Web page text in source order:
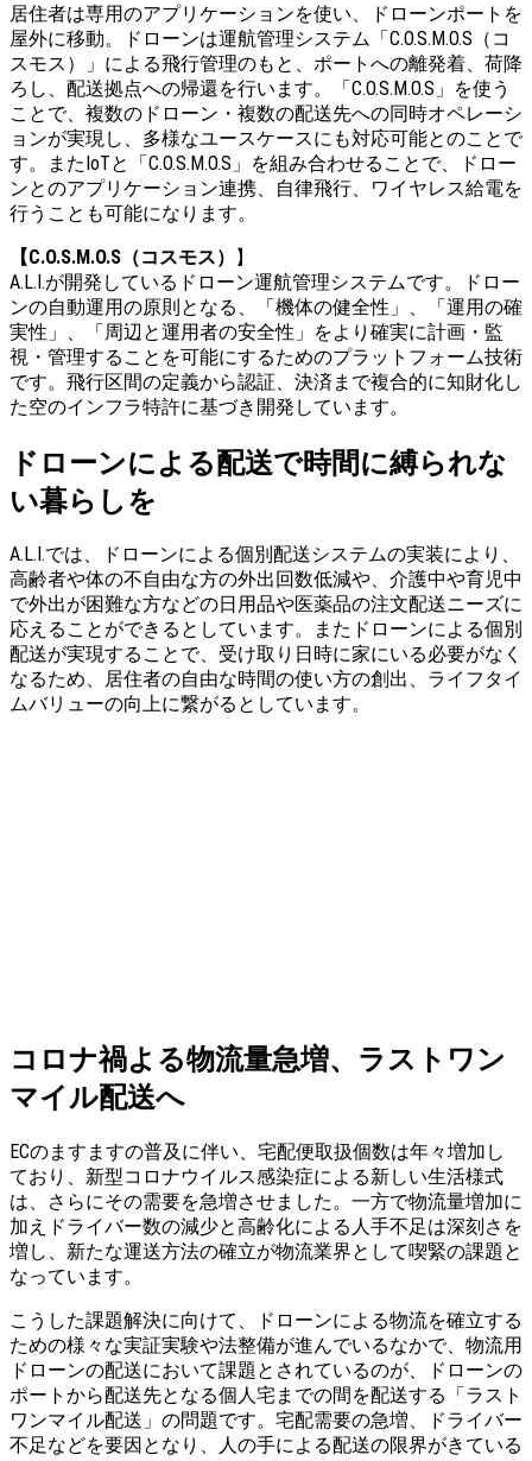
居住者は専用のアプリケーションを使い、ドローンポートを
屋外に移動。ドローンは運航管理システム「C.O.S.M.O.S（コ
スモス）」による飛行管理のもと、ポートへの離発着、荷降
ろし、配送拠点への帰還を行います。「C.O.S.M.O.S」を使う
ことで、複数のドローン・複数の配送先への同時オペレーシ
ョンが実現し、多様なユースケースにも対応可能とのことで
す。またIoTと「C.O.S.M.O.S」を組み合わせることで、ドロー
ンとのアプリケーション連携、自律飛行、ワイヤレス給電を
行うことも可能になります。
【C.O.S.M.O.S（コスモス） 】
A.L.I.が開発しているドローン運航管理システムです。ドロー
ンの自動運用の原則となる、「機体の健全性」、「運用の確
実性」、「周辺と運用者の安全性」をより確実に計画・監
視・管理することを可能にするためのプラットフォーム技術
です。飛行区間の定義から認証、決済まで複合的に知財化し
た空のインフラ特許に基づき開発しています。
ドローンによる配送で時間に縛られな
い暮らしを
A.L.I.では、ドローンによる個別配送システムの実装により、
高齢者や体の不自由な方の外出回数低減や、介護中や育児中
で外出が困難な方などの日用品や医薬品の注文配送ニーズに
応えることができるとしています。またドローンによる個別
配送が実現することで、受け取り日時に家にいる必要がなく
なるため、居住者の自由な時間の使い方の創出、ライフタイ
ムバリューの向上に繋がるとしています。
コロナ禍よる物流量急増、ラストワン
マイル配送へ
ECのますますの普及に伴い、宅配便取扱個数は年々増加し
ており、新型コロナウイルス感染症による新しい生活様式
は、さらにその需要を急増させました。一方で物流量増加に
加えドライバー数の減少と高齢化による人手不足は深刻さを
増し、新たな運送方法の確立が物流業界として喫緊の課題と
なっています。
こうした課題解決に向けて、ドローンによる物流を確立する
ための様々な実証実験や法整備が進んでいるなかで、物流用
ドローンの配送において課題とされているのが、ドローンの
ポートから配送先となる個人宅までの間を配送する「ラスト
ワンマイル配送」の問題です。宅配需要の急増、ドライバー
不足などを要因となり、人の手による配送の限界がきている